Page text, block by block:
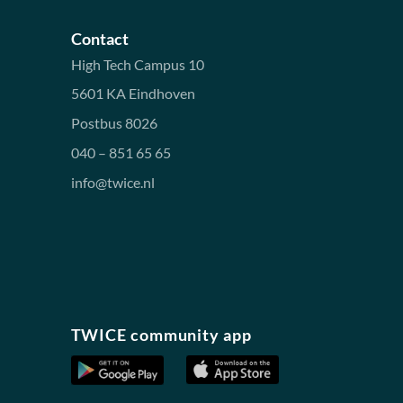
Contact
High Tech Campus 10
5601 KA Eindhoven
Postbus 8026
040 – 851 65 65
info@twice.nl
TWICE community app